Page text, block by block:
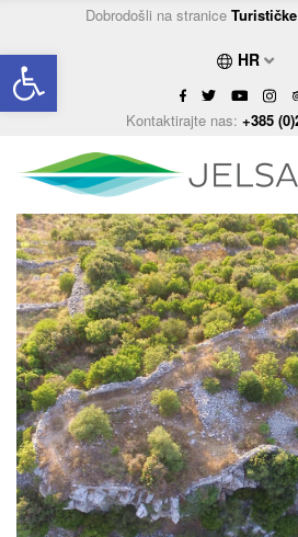
Open toolbar
Dobrodošli na stranice
HR
Kontaktirajte nas: +385